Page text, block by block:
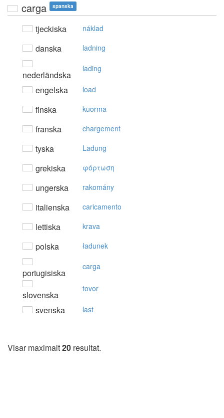
carga spanska
tjeckiska náklad
danska ladning
nederländska
lading
engelska load
finska kuorma
franska chargement
tyska Ladung
grekiska φόρτωση
ungerska rakomány
italienska caricamento
lettiska krava
polska ładunek
portugisiska
carga
slovenska
tovor
svenska last
Visar maximalt20 resultat.